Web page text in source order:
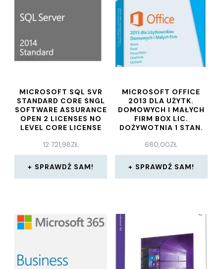
MICROSOFT SQL SVR
STANDARD CORE SNGL
SOFTWARE ASSURANCE
OPEN 2 LICENSES NO
LEVEL CORE LICENSE
00217)
12 721,98ZŁ
SPRAWDŹ SAM!
MICROSOFT OFFICE
2013 DLA UŻYTK.
DOMOWYCH I MAŁYCH
FIRM BOX LIC.
DOŻYWOTNIA 1 STAN.
680,00ZŁ
SPRAWDŹ SAM!